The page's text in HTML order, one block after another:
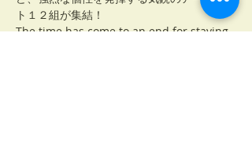
ト１２組が集結！
The time has come to an end for staying